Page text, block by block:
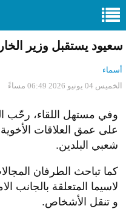
سعيود يستقبل وزير
أسماء
الخميس 04 يونيو 2026 06:49 مساءً
وفي مستهل اللقاء، رحّب
على عمق العلاقات الأخوية
شعبي البلدين.
كما تباحث الطرفان
لاسيما المتعلقة بالجانب
و تنقل الأشخاص.